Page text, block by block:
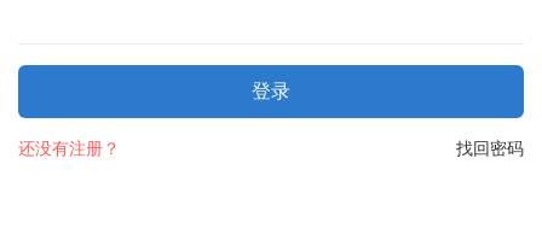
登录
找回密码
还没有注册？